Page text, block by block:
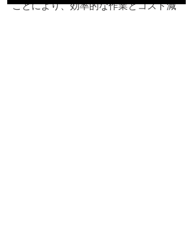
ことにより、効率的な作業とコスト減